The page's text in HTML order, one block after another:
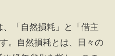
「自然損耗」と「借主
。自然損耗とは、日々の